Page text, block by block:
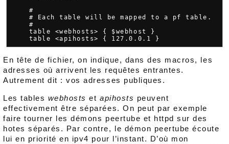
    #
    # Each table will be mapped to a pf table.
    #
    table <webhosts> { $webhost }
En tête de fichier, on indique, dans des macros, les
adresses où arrivent les requêtes entrantes.
Autrement dit : vos adresses publiques.
Les tables webhosts etapihosts peuvent
effectivement être séparées. On peut par exemple
faire tourner les démons peertube et httpd sur des
hotes séparés. Par contre, le démon peertube écoute
lui en priorité en ipv4 pour l’instant. D’où mon